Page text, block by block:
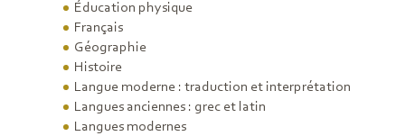
Éducation physique
Français
Géographie
Histoire
Langue moderne : traduction et interprétation
Langues anciennes : grec et latin
Langues modernes